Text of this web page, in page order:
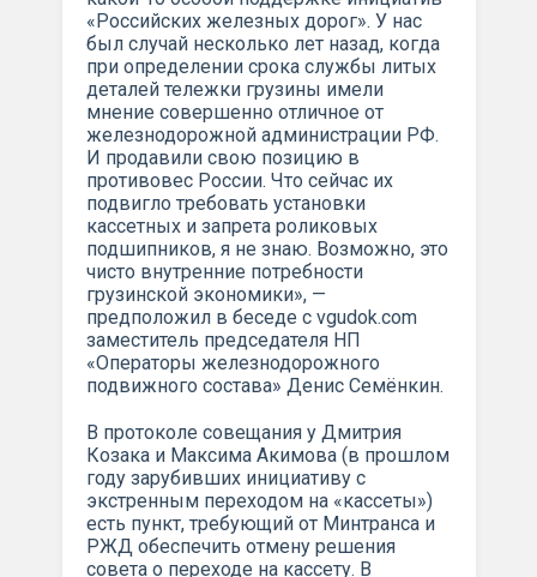
«Российских железных дорог». У нас
был случай несколько лет назад, когда
при определении срока службы литых
деталей тележки грузины имели
мнение совершенно отличное от
железнодорожной администрации РФ.
И продавили свою позицию в
противовес России. Что сейчас их
подвигло требовать установки
кассетных и запрета роликовых
подшипников, я не знаю. Возможно, это
чисто внутренние потребности
грузинской экономики», —
предположил в беседе с vgudok.com
заместитель председателя НП
«Операторы железнодорожного
подвижного состава» Денис Семёнкин.
В протоколе совещания у Дмитрия
Козака и Максима Акимова (в прошлом
году зарубивших инициативу с
экстренным переходом на «кассеты»)
есть пункт, требующий от Минтранса и
РЖД обеспечить отмену решения
совета о переходе на кассету. В